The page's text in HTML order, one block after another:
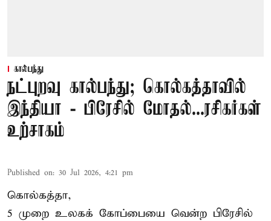
கால்பந்து
நட்புறவு கால்பந்து; கொல்கத்தாவில்
இந்தியா - பிரேசில் மோதல்...ரசிகர்கள்
உற்சாகம்
Published on: 30 Jul 2026, 4:21 pm
கொல்கத்தா,
5 முறை உலகக் கோப்பையை வென்ற பிரேசில்